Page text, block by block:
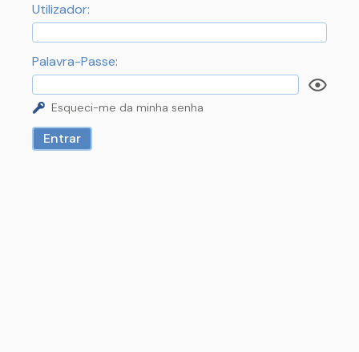
Utilizador:
Palavra-Passe:
Esqueci-me da minha senha